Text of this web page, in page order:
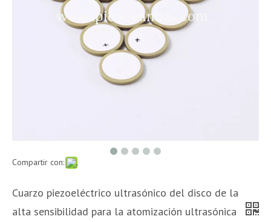
Compartir con:
Cuarzo piezoeléctrico ultrasónico del disco de la
alta sensibilidad para la atomización ultrasónica